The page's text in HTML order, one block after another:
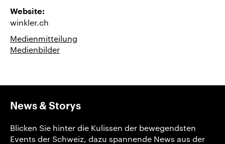
Website:
winkler.ch
Medienmitteilung
Medienbilder
News & Storys
Blicken Sie hinter die Kulissen der bewegendsten
Events der Schweiz, dazu spannende News aus der